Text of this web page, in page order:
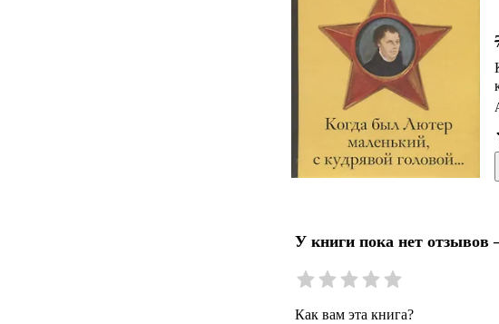
У книги пока нет
Как вам эта книга?